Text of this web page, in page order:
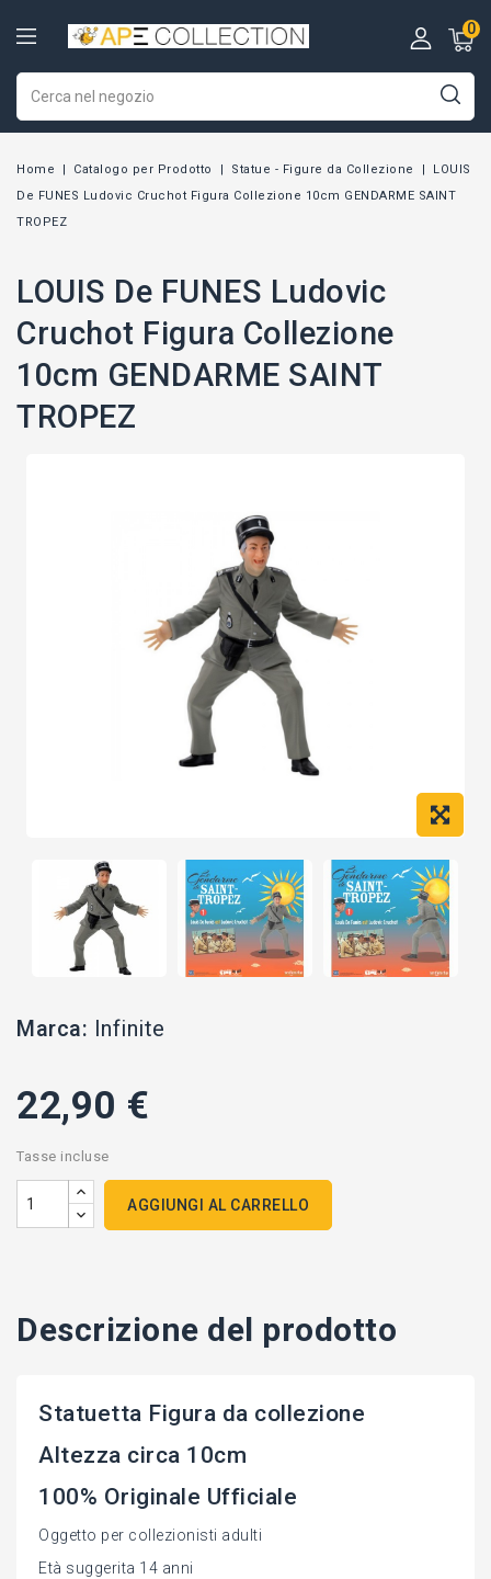
0
Home Catalogo per Prodotto Statue - Figure da Collezione
LOUIS
De FUNES Ludovic Cruchot Figura Collezione 10cm GENDARME SAINT
TROPEZ
LOUIS De FUNES Ludovic
Cruchot Figura Collezione
10cm GENDARME SAINT
TROPEZ
Marca: Infinite
22,90 €
Tasse incluse
AGGIUNGI AL CARRELLO
Descrizione del prodotto
Statuetta Figura da collezione
Altezza circa 10cm
100% Originale Ufficiale
Oggetto per collezionisti adulti
Età suggerita 14 anni